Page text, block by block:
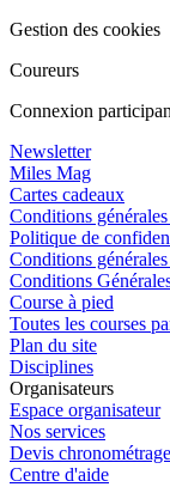
Gestion des cookies
Coureurs
Connexion
Newsletter
Miles Mag
Cartes cadeaux
Conditions
Politique de
Conditions
Conditions
Course à pied
Toutes les courses
Plan du site
Disciplines
Organisateurs
Espace organisateur
Nos services
Devis chronométrage
Centre d'aide